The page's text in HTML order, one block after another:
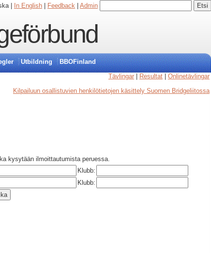
| In English Feedback Admin
Utbildning
BBOFinland
Tävlingar
Resultat
Onlinetävlingar
Kilpailuun osallistuvien henkilötietojen käsittely Suomen Bridgeliitossa
kysytään ilmoittautumista peruessa.
Klubb:
Klubb: